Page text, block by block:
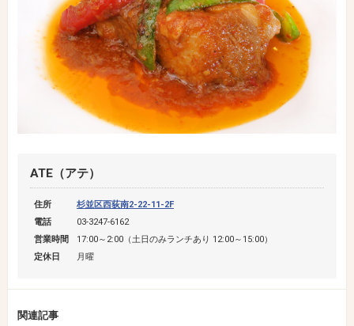
ATE（アテ）
住所
杉並区西荻南2-22-11-2F
電話
03-3247-6162
営業時間
17:00～2:00（土日のみランチあり 12:00～15:00）
定休日
月曜
関連記事